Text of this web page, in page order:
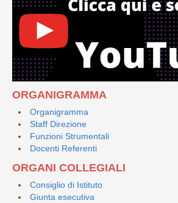
ORGANIGRAMMA
Organigramma
Staff Direzione
Funzioni Strumentali
Docenti Referenti
ORGANI COLLEGIALI
Consiglio di Istituto
Giunta esecutiva